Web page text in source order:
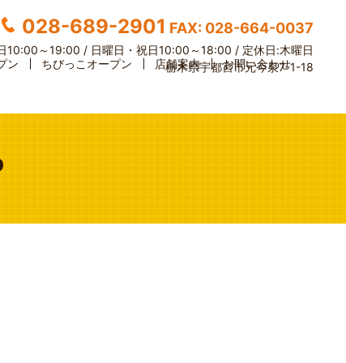
028-689-2901 FAX: 028-664-0037
10:00～19:00 / 日曜日・祝日10:00～18:00 / 定休日:木曜日
栃木県宇都宮市元今泉7-1-18
ン ちびっこオープン 店舗案内 お問い合わせ